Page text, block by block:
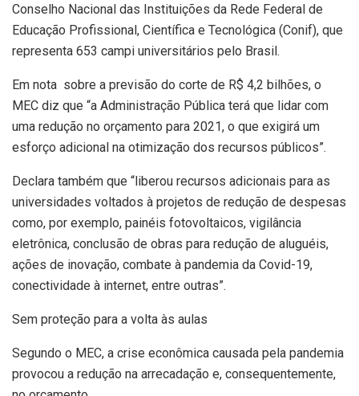
Conselho Nacional das Instituições da Rede Federal de
Educação Profissional, Científica e Tecnológica (Conif), que
representa 653 campi universitários pelo Brasil.
Em nota sobre a previsão do corte de R$ 4,2 bilhões, o
MEC diz que “a Administração Pública terá que lidar com
uma redução no orçamento para 2021, o que exigirá um
esforço adicional na otimização dos recursos públicos”.
Declara também que “liberou recursos adicionais para as
universidades voltados à projetos de redução de despesas
como, por exemplo, painéis fotovoltaicos, vigilância
eletrônica, conclusão de obras para redução de aluguéis,
ações de inovação, combate à pandemia da Covid-19,
conectividade à internet, entre outras”.
Sem proteção para a volta às aulas
Segundo o MEC, a crise econômica causada pela pandemia
provocou a redução na arrecadação e, consequentemente,